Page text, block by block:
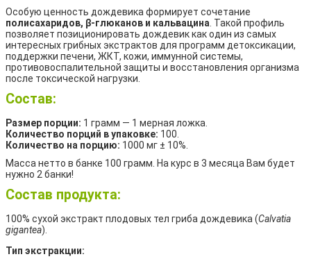
Особую ценность дождевика формирует сочетание
полисахаридов, β-глюканов и кальвацина . Такой профиль
позволяет позиционировать дождевик как один из самых
интересных грибных экстрактов для программ детоксикации,
поддержки печени, ЖКТ, кожи, иммунной системы,
противовоспалительной защиты и восстановления организма
после токсической нагрузки.
Состав:
Размер порции: 1 грамм — 1 мерная ложка.
Количество порций в упаковке: 100.
Количество на порцию: 1000 мг ± 10%.
Масса нетто в банке 100 грамм. На курс в 3 месяца Вам будет
нужно 2 банки!
Состав продукта:
100% сухой экстракт плодовых тел гриба дождевика (Calvatia
gigantea).
Тип экстракции: